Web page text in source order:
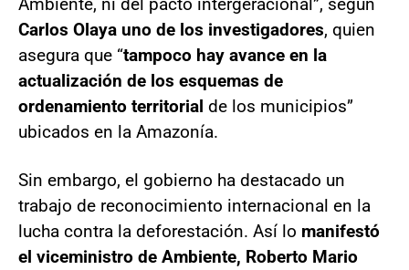
Carlos Olaya uno de los investigadores, quien
asegura que “tampoco hay avance en la
actualización de los esquemas de
ordenamiento territorial de los municipios”
ubicados en la Amazonía.
Sin embargo, el gobierno ha destacado un
trabajo de reconocimiento internacional en la
lucha contra la deforestación. Así lo manifestó
el viceministro de Ambiente, Roberto Mario